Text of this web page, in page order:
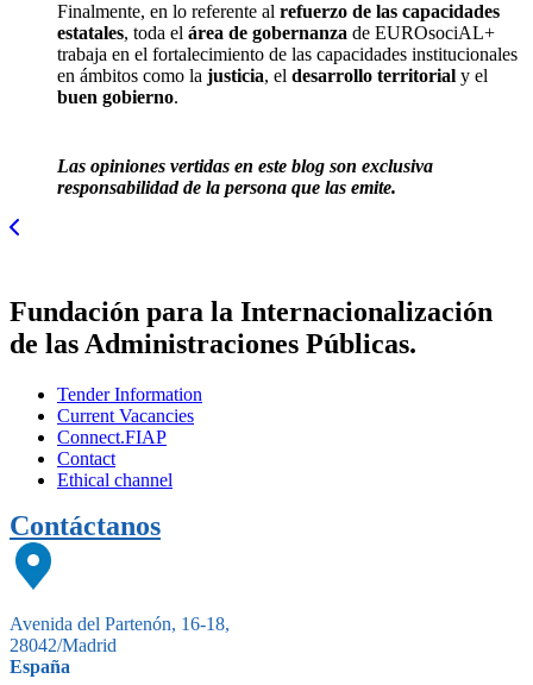
Finalmente, en lo referente al refuerzo de las capacidades
estatales, toda el área de gobernanza de EUROsociAL+
trabaja en el fortalecimiento de las capacidades institucionales
en ámbitos como la justicia, el desarrollo territorial y el
buen gobierno.
Las opiniones vertidas en este blog son exclusiva
responsabilidad de la persona que las emite.
Fundación para la Internacionalización
de las Administraciones Públicas.
Tender Information
Current Vacancies
Connect.FIAP
Contact
Ethical channel
Contáctanos
Avenida del Partenón, 16-18,
28042/Madrid
España